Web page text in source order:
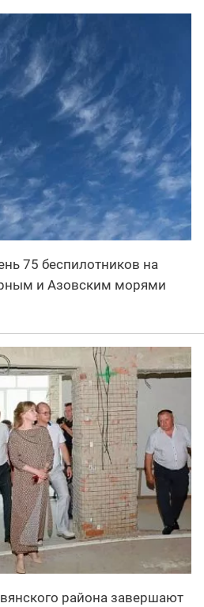
75 беспилотников на
и Азовским морями
района завершают